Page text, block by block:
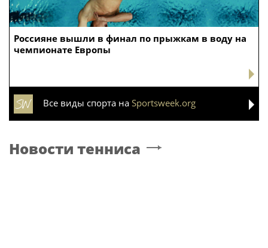
Россияне вышли в финал по прыжкам в воду на
чемпионате Европы
Все виды спорта на Sportsweek.org
Новости тенниса